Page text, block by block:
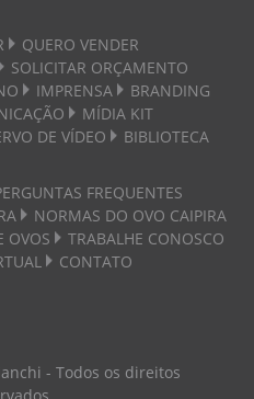
QUERO VENDER
SOLICITAR ORÇAMENTO
IMPRENSA
BRANDING
MÍDIA KIT
DE VÍDEO BIBLIOTECA
FREQUENTES
NORMAS DO OVO CAIPIRA
OVOS
TRABALHE CONOSCO
CONTATO
- Todos os direitos